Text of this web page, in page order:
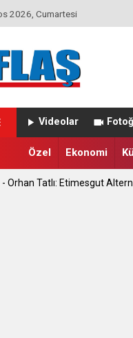
2026, Cumartesi
Videolar
Özel Ekonomi
- Orhan Tatlı: Etimesgut